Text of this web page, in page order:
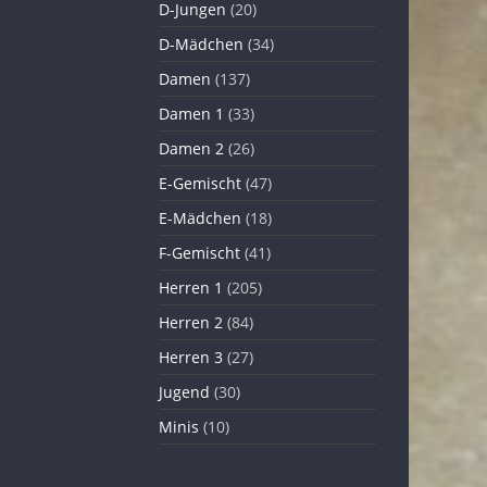
D-Jungen (20)
D-Mädchen (34)
Damen (137)
Damen 1 (33)
Damen 2 (26)
E-Gemischt (47)
E-Mädchen (18)
F-Gemischt (41)
Herren 1 (205)
Herren 2 (84)
Herren 3 (27)
Jugend (30)
Minis (10)